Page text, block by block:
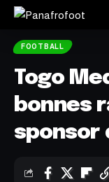
FOOTBALL
Togo
bonnes
sponsor